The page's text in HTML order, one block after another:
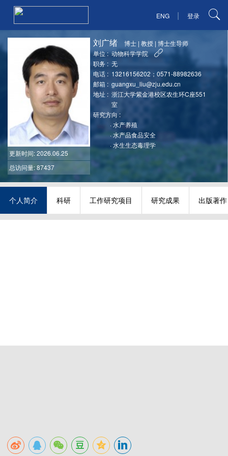
ENG | 登录
更新时间: 2026.06.25
总访问量: 87437
刘广绪 博士 |教授 |博士生导师
单位 : 动物科学学院
职务 : 无
电话 : 13216156202；0571-88982636
邮箱 : guangxu_liu@zju.edu.cn
地址 : 浙江大学紫金港校区农生环C座551
室
研究方向 :
·水产养殖
·水产品食品安全
·水生生态毒理学
个人简介 科研 工作研究项目 研究成果 出版著作